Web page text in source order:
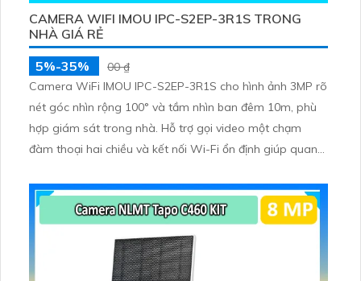
CAMERA WIFI IMOU IPC-S2EP-3R1S TRONG
NHÀ GIÁ RẺ
5%-35%
00 ₫
Camera WiFi IMOU IPC-S2EP-3R1S cho hình ảnh 3MP rõ
nét góc nhìn rộng 100° và tầm nhìn ban đêm 10m, phù
hợp giám sát trong nhà. Hỗ trợ gọi video một chạm
đàm thoại hai chiều và kết nối Wi-Fi ổn định giúp quan
256GB hoặc lưu đám mây dễ lắp đặt cho gia đình và văn
phòng nhỏ.